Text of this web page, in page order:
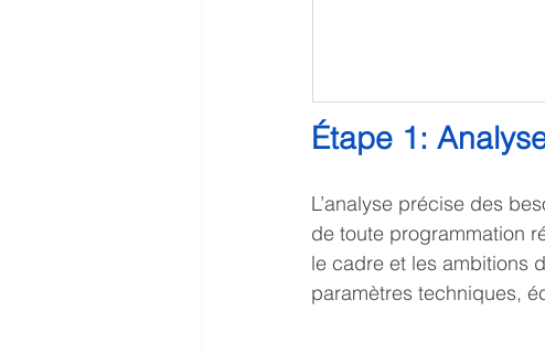
Étape 1:
L’analyse précise des
de toute programmation
le cadre et les ambitions
paramètres techniques,